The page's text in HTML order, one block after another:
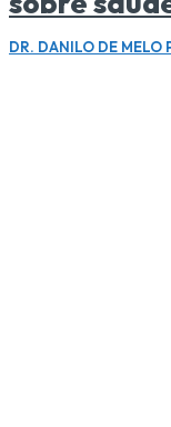
DR. DANILO DE MELO